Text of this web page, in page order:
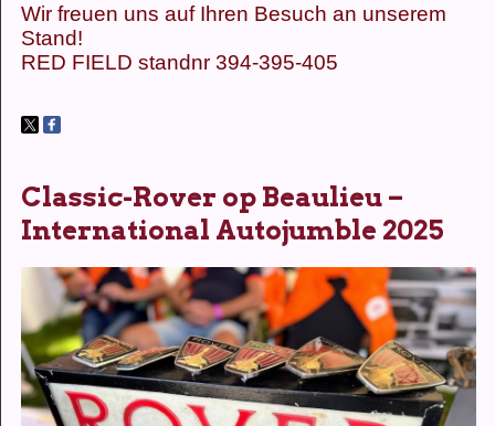
Wir freuen uns auf Ihren Besuch an unserem
Stand!
RED FIELD standnr 394-395-405
Classic-Rover op Beaulieu –
International Autojumble 2025